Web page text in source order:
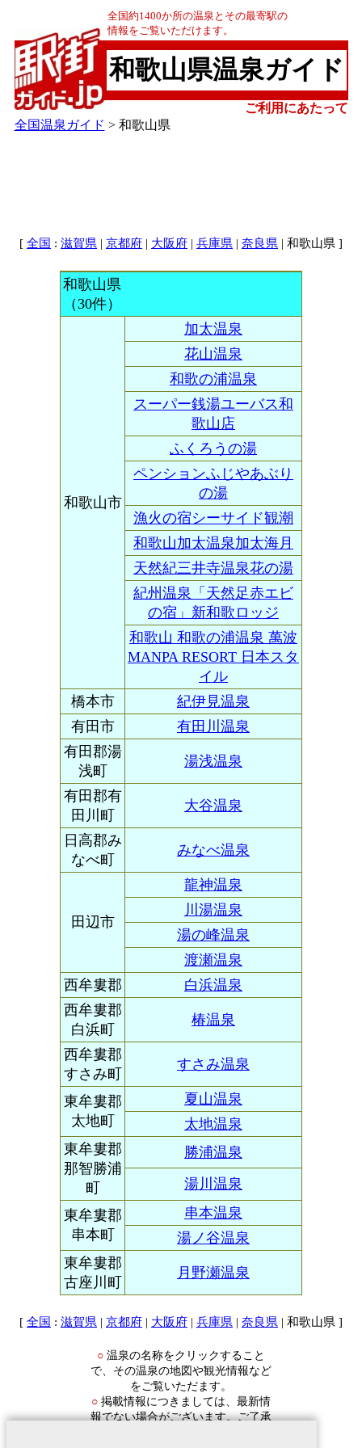
全国約1400か所の温泉とその最寄駅の
情報をご覧いただけます。
和歌山県温泉ガイド
ご利用にあたって
全国温泉ガイド > 和歌山県
[ 全国 : 滋賀県 | 京都府 | 大阪府 | 兵庫県 | 奈良県 | 和歌山県 ]
和歌山県
（30件）
和歌山市
加太温泉
花山温泉
和歌の浦温泉
スーパー銭湯ユーバス和
歌山店
ふくろうの湯
ペンションふじやあぶり
の湯
漁火の宿シーサイド観潮
和歌山加太温泉加太海月
天然紀三井寺温泉花の湯
紀州温泉「天然足赤エビ
の宿」新和歌ロッジ
和歌山 和歌の浦温泉 萬波
MANPA RESORT 日本スタ
イル
橋本市
紀伊見温泉
有田市
有田川温泉
有田郡湯
浅町
湯浅温泉
有田郡有
田川町
大谷温泉
日高郡み
なべ町
みなべ温泉
田辺市
龍神温泉
川湯温泉
湯の峰温泉
渡瀬温泉
西牟婁郡
白浜温泉
西牟婁郡
白浜町
椿温泉
西牟婁郡
すさみ町
すさみ温泉
東牟婁郡
太地町
夏山温泉
太地温泉
東牟婁郡
那智勝浦
町
勝浦温泉
湯川温泉
東牟婁郡
串本町
串本温泉
湯ノ谷温泉
東牟婁郡
古座川町
月野瀬温泉
[ 全国 : 滋賀県 | 京都府 | 大阪府 | 兵庫県 | 奈良県 | 和歌山県 ]
○ 温泉の名称をクリックすること
で、その温泉の地図や観光情報など
をご覧いただます。
○ 掲載情報につきましては、最新情
報でない場合がございます。ご了承